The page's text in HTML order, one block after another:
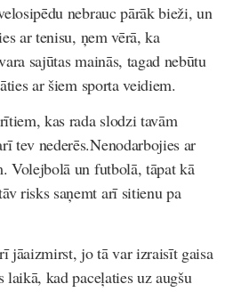
nebrauc pārāk bieži, un
ar tenisu, ņem vērā, ka
sajūtas mainās, tagad nebūtu
ar šiem sporta veidiem.
kas rada slodzi tavām
tev nederēs.Nenodarbojies ar
Volejbolā un futbolā, tāpat kā
risks saņemt arī sitienu pa
jāaizmirst, jo tā var izraisīt gaisa
laikā, kad paceļaties uz augšu